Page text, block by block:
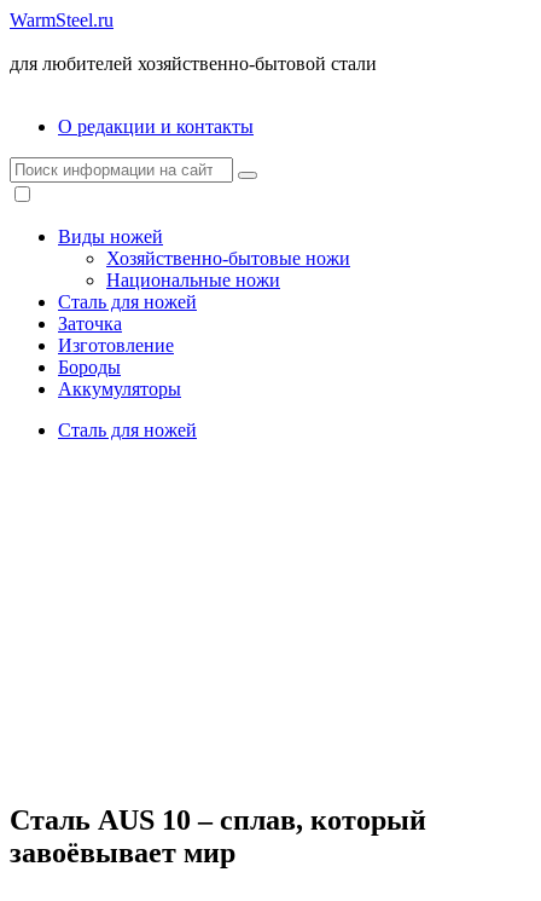
WarmSteel.ru
для любителей хозяйственно-бытовой стали
О редакции и контакты
Виды ножей
Хозяйственно-бытовые ножи
Национальные ножи
Сталь для ножей
Заточка
Изготовление
Бороды
Аккумуляторы
Сталь для ножей
Сталь AUS 10 – сплав, который
завоёвывает мир